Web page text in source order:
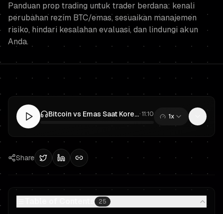
Panduan prop trading untuk trader berdana: kenali
perubahan rezim BTC/emas, sesuaikan manajemen
risiko, hindari kesalahan evaluasi, dan lindungi akun
Anda.
Bitcoin vs Emas Saat Korelasi Berbalik: Panduan Manajemen Risiko Prop Trading untuk Trader Berdana·11:10 1x
Share
25